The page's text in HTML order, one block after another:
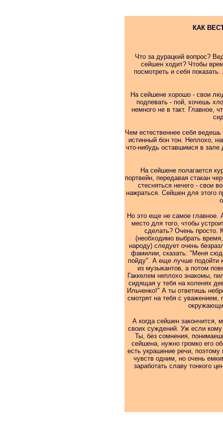
КАК
Что за дурацкий вопрос?
сейшен ходит? Чтобы
посмотреть и себя
На сейшене хорошо - свои
подпевать - пой, хочешь
немного не в такт. Главное,
Чем естественнее себя
истинный бон тон. Неплохо,
что-нибудь оставшимся в
Нa сейшене полагается
портвейн, передавая стакан
стесняться нечего - свои
нажраться. Сейшен для этого
Но это еще не самое главное.
место для того, чтобы
сделать? Очень просто.
(необходимо выбрать
народу) следует очень
фамилии, сказать: "Меня
пойду". А еще лучше подойти
из музыкантов, а потом
Гаккелем неплохо знакомы,
сидящая у тебя на коленях
Ильченко!" А ты ответишь
смотрят на тебя с уважением,
А когда сейшен закончится,
своих суждений. Уж если кому
Ты, без сомнения,
сейшена, нужно громко его
есть украшение речи,
чувств одним, но очень
заработать славу тонкого